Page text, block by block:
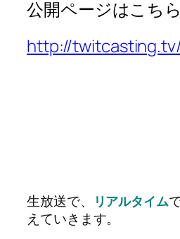
公開ページはこち
http://
生放送で、 リアルタイム
えていきます。